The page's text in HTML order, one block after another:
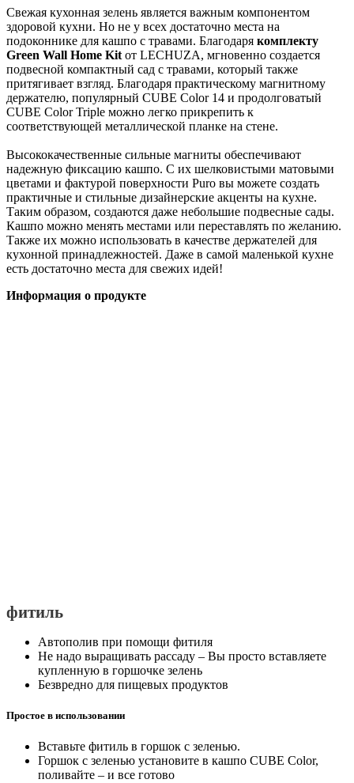
Свежая кухонная зелень является важным компонентом
здоровой кухни. Но не у всех достаточно места на
подоконнике для кашпо с травами. Благодаря комплекту
Green Wall Home Kit от LECHUZA, мгновенно создается
подвесной компактный сад с травами, который также
притягивает взгляд. Благодаря практическому магнитному
держателю, популярный CUBE Color 14 и продолговатый
CUBE Color Triple можно легко прикрепить к
соответствующей металлической планке на стене.
Высококачественные сильные магниты обеспечивают
надежную фиксацию кашпо. С их шелковистыми матовыми
цветами и фактурой поверхности Puro вы можете создать
практичные и стильные дизайнерские акценты на кухне.
Таким образом, создаются даже небольшие подвесные сады.
Кашпо можно менять местами или переставлять по желанию.
Также их можно использовать в качестве держателей для
кухонной принадлежностей. Даже в самой маленькой кухне
есть достаточно места для свежих идей!
Информация о продукте
фитиль
Автополив при помощи фитиля
Не надо выращивать рассаду – Вы просто вставляете
купленную в горшочке зелень
Безвредно для пищевых продуктов
Простое в использовании
Вставьте фитиль в горшок с зеленью.
Горшок с зеленью установите в кашпо CUBE Color,
поливайте – и все готово